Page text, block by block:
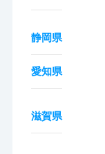
静岡県
愛知県
滋賀県